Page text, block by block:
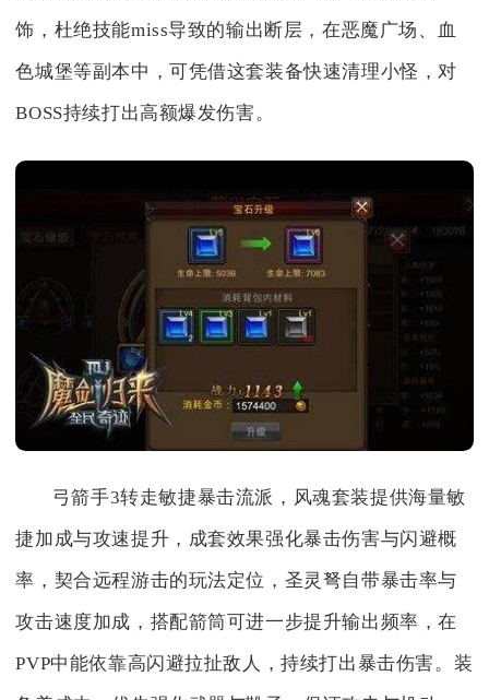
饰，杜绝技能miss导致的输出断层，在恶魔广场、血
色城堡等副本中，可凭借这套装备快速清理小怪，对
BOSS持续打出高额爆发伤害。
弓箭手3转走敏捷暴击流派，风魂套装提供海量敏
捷加成与攻速提升，成套效果强化暴击伤害与闪避概
率，契合远程游击的玩法定位，圣灵弩自带暴击率与
攻击速度加成，搭配箭筒可进一步提升输出频率，在
PVP中能依靠高闪避拉扯敌人，持续打出暴击伤害。装